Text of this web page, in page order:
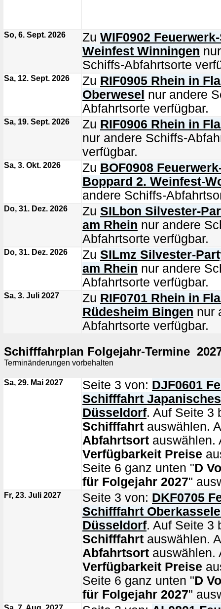
So, 6. Sept. 2026 Zu WIF0902
Weinfest Winningen
Schiffs-Abfahrtsorte
Sa, 12. Sept. 2026 Zu RIF0905 Rhein in
Oberwesel nur andere
Abfahrtsorte verfügbar.
Sa, 19. Sept. 2026 Zu RIF0906 Rhein in
nur andere Schiffs-
verfügbar.
Sa, 3. Okt. 2026 Zu BOF0908
Boppard 2. Weinfest-
andere Schiffs-
Do, 31. Dez. 2026 Zu SILbon Silvester-
am Rhein nur andere
Abfahrtsorte verfügbar.
Do, 31. Dez. 2026 Zu SILmz Silvester-
am Rhein nur andere
Abfahrtsorte verfügbar.
Sa, 3. Juli 2027 Zu RIF0701 Rhein in
Rüdesheim Bingen nur
Abfahrtsorte verfügbar.
Schifffahrplan Folgejahr-Termine
Terminänderungen vorbehalten
Sa, 29. Mai 2027 Seite 3 von: DJF0601
Schifffahrt
Düsseldorf. Auf Seite 3
Schifffahrt auswählen.
Abfahrtsort auswählen.
Verfügbarkeit Preise
Seite 6 ganz unten "D
für Folgejahr 2027"
Fr, 23. Juli 2027 Seite 3 von: DKF0705
Schifffahrt
Düsseldorf. Auf Seite 3
Schifffahrt auswählen.
Abfahrtsort auswählen.
Verfügbarkeit Preise
Seite 6 ganz unten "D
für Folgejahr 2027"